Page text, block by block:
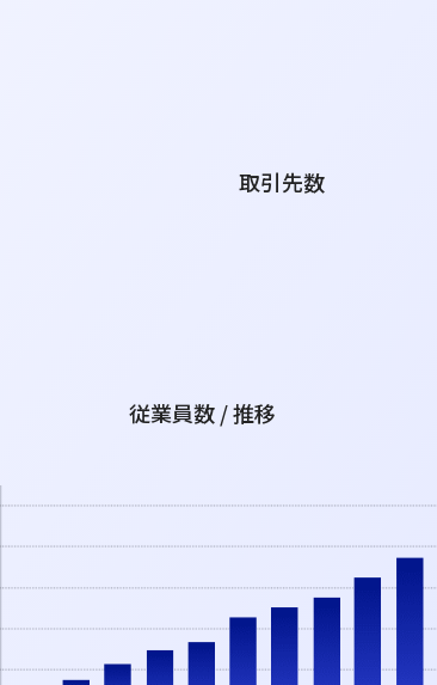
取引先数
従業員数 / 推移